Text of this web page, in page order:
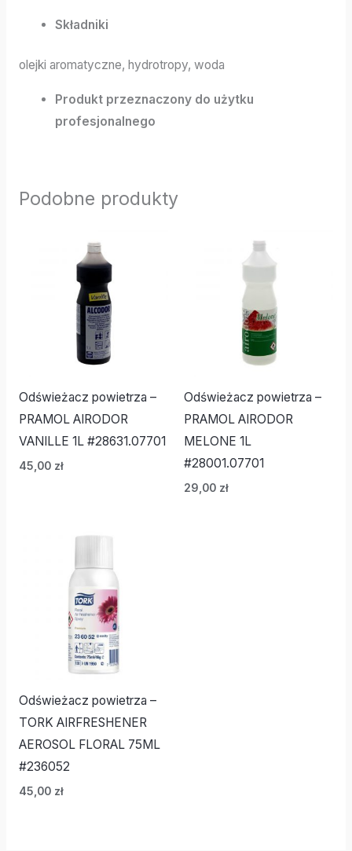
Składniki
olejki aromatyczne, hydrotropy, woda
Produkt przeznaczony do użytku
profesjonalnego
Podobne produkty
Odświeżacz powietrza –
PRAMOL AIRODOR
VANILLE 1L #28631.07701
45,00 zł
Odświeżacz powietrza –
PRAMOL AIRODOR
MELONE 1L
#28001.07701
29,00 zł
Odświeżacz powietrza –
TORK AIRFRESHENER
AEROSOL FLORAL 75ML
#236052
45,00 zł